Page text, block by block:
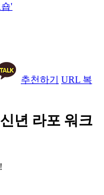
'
추천하기
URL 복
년 라포 워크